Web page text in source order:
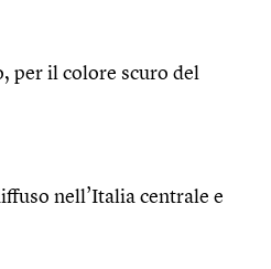
per il colore scuro del
nell’Italia centrale e